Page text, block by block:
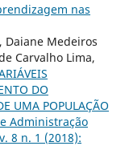
nas
Daiane Medeiros
Carvalho Lima,
DO
UMA POPULAÇÃO
Administração
8 n. 1 (2018):